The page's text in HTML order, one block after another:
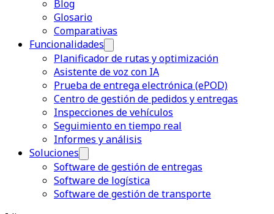
Blog
Glosario
Comparativas
Funcionalidades
Planificador de rutas y optimización
Asistente de voz con IA
Prueba de entrega electrónica (ePOD)
Centro de gestión de pedidos y entregas
Inspecciones de vehículos
Seguimiento en tiempo real
Informes y análisis
Soluciones
Software de gestión de entregas
Software de logística
Software de gestión de transporte